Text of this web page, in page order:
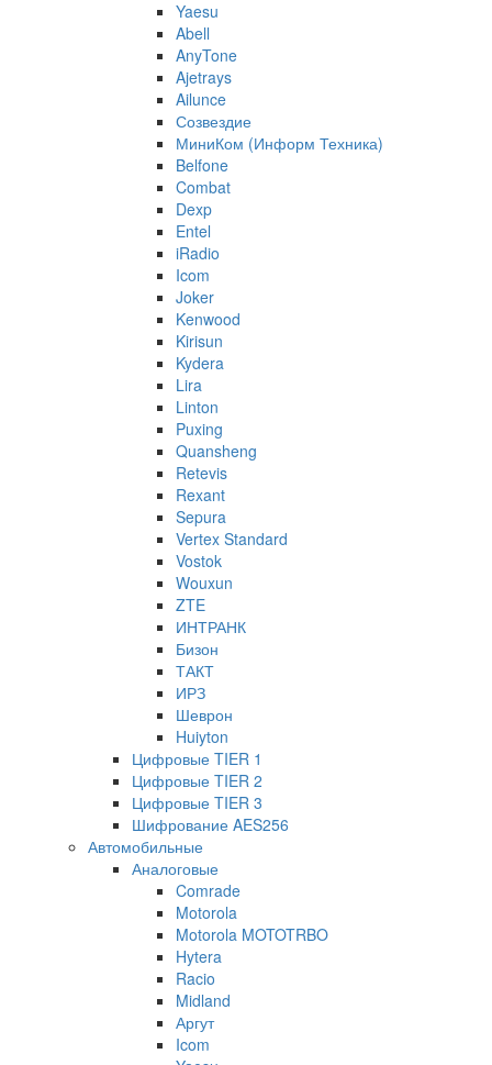
Yaesu
Abell
AnyTone
Ajetrays
Ailunce
Созвездие
МиниКом (Информ Техника)
Belfone
Combat
Dexp
Entel
iRadio
Icom
Joker
Kenwood
Kirisun
Kydera
Lira
Linton
Puxing
Quansheng
Retevis
Rexant
Sepura
Vertex Standard
Vostok
Wouxun
ZTE
ИНТРАНК
Бизон
ТАКТ
ИРЗ
Шеврон
Huiyton
Цифровые TIER 1
Цифровые TIER 2
Цифровые TIER 3
Шифрование AES256
Автомобильные
Аналоговые
Comrade
Motorola
Motorola MOTOTRBO
Hytera
Racio
Midland
Аргут
Icom